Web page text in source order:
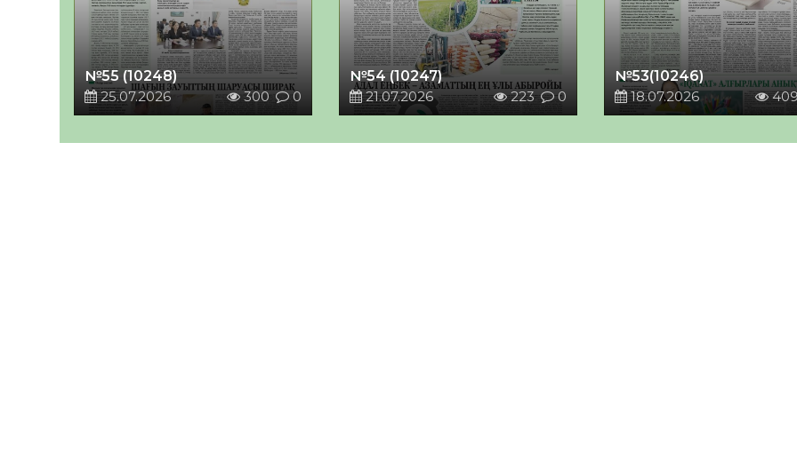
№55 (10248)
25.07.2026
300 0
№54 (10247)
21.07.2026
223 0
№53(10246)
18.07.2026
409